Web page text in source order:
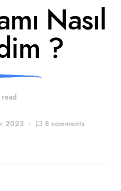
Nasıl
?
2023 8 comments